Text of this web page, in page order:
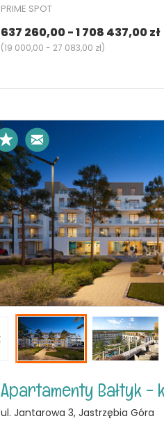
PRIME SPOT
637 260,00 - 1 708 437,00 zł
(19 000,00 - 27 083,00 zł)
ul. Jantarowa 3, Jastrzębia Góra